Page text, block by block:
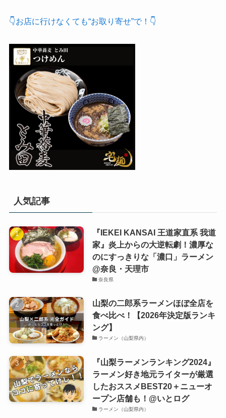
👇お店に行けなくても“お取り寄せ”で！👇
人気記事
『IEKEI KANSAI 王道家直系 我道
家』炎上からの大逆転劇！濃厚な
のにすっきりな「濃口」ラーメン
@奈良・天理市
奈良県
山梨の二郎系ラーメンほぼ全店を
食べ比べ！【2026年決定版ランキ
ング】
ラーメン（山梨県内）
『山梨ラーメンランキング2024』
ラーメン好き地元ライターが厳選
したおススメBEST20＋ニューオ
ープン店舗も！@いとログ
ラーメン（山梨県内）